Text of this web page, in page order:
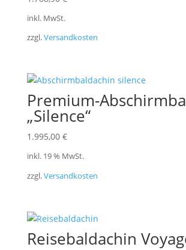
inkl. MwSt.
zzgl.Versandkosten
Premium-
„Silence“
1.995,00 €
inkl. 19 % MwSt.
zzgl.Versandkosten
Reisebaldachin